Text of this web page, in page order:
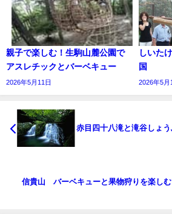
親子で楽しむ！生駒山麓公園で
アスレチックとバーベキュー
2026年5月11日
しいた
国
2026年5月
赤目四十八滝と滝谷しょ
信貴山 バーベキューと果物狩りを楽し